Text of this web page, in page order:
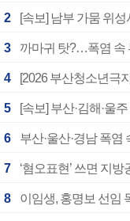
2 [속보] 남부 가뭄 위
3 까마귀 탓?…폭염 속
4
5 [속보] 부산·김해·울
6 부산·울산·경남 폭
7 ‘혐오표현’ 쓰면 지
8 이임생, 홍명보 선임